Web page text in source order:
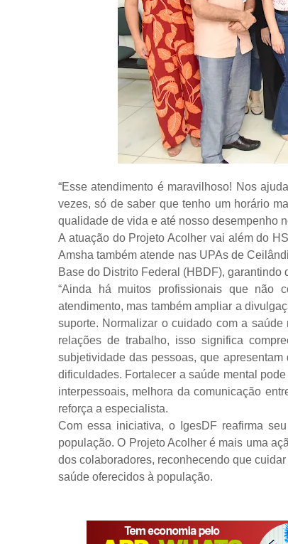
Foto
“Esse atendimento é maravilhoso! Nos
vezes, só de saber que tenho um horário
qualidade de vida e até nosso desempenho
A atuação do Projeto Acolher vai além do
Amsha também atende nas UPAs de
Base do Distrito Federal (HBDF),
“Ainda há muitos profissionais que não
atendimento, mas também ampliar a
suporte. Normalizar o cuidado com a
relações de trabalho, isso significa
subjetividade das pessoas, que
dificuldades. Fortalecer a saúde mental
interpessoais, melhora da comunicação
reforça a especialista.
Com essa iniciativa, o IgesDF reafirma
população. O Projeto Acolher é mais uma
dos colaboradores, reconhecendo que
saúde oferecidos à população.